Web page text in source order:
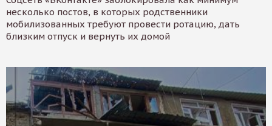
несколько постов, в которых родственники
мобилизованных требуют провести ротацию, дать
близким отпуск и вернуть их домой